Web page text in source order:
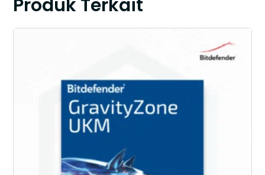
Produk Terkait